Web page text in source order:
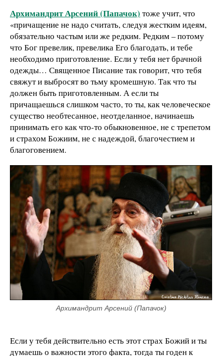
Архимандрит Арсений (Папачок) тоже учит, что
«причащение не надо считать, следуя жестким идеям,
обязательно частым или же редким. Редким – потому
что Бог превелик, превелика Его благодать, и тебе
необходимо приготовление. Если у тебя нет брачной
одежды… Священное Писание так говорит, что тебя
свяжут и выбросят во тьму кромешную. Так что ты
должен быть приготовленным. А если ты
причащаешься слишком часто, то ты, как человеческое
существо необтесанное, неотделанное, начинаешь
принимать его как что-то обыкновенное, не с трепетом
и страхом Божиим, не с надеждой, благочестием и
благоговением.
Архимандрит Арсений (Папачок)
Если у тебя действительно есть этот страх Божий и ты
думаешь о важности этого факта, тогда ты годен к